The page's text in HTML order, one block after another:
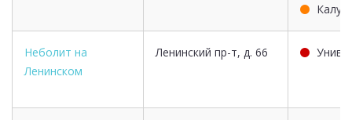
Неболит на
Ленинском
Ленинский пр-т, д. 66